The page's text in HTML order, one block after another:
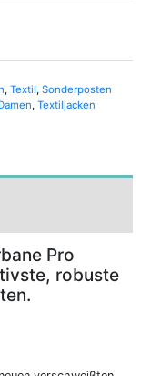
, Textil, Sonderposten
, Textiljacken
Pro
robuste